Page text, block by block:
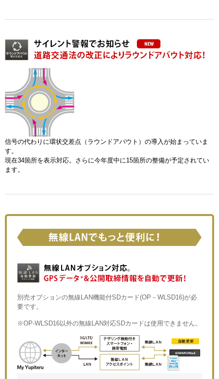
信号の代わりに環状交差点（ラウンドアバウト）の導入が始まっていま
す。
現在34箇所を表示対応。さらに今年度中に15箇所の整備が予定されてい
ます。
別売オプションの無線LAN機能付SDカード(OP－WLSD16)が必
要です。
※OP-WLSD16以外の無線LAN対応SDカードは使用できません。